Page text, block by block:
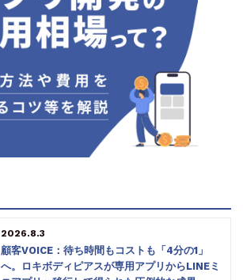
2026.8.3
顧客VOICE：待ち時間もコストも「4分の1」
へ。ロキボディピアスが専用アプリからLINEミ